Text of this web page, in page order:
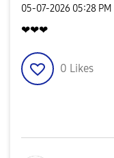
‎05-07-2026 05:28 PM
❤❤❤
0 Likes